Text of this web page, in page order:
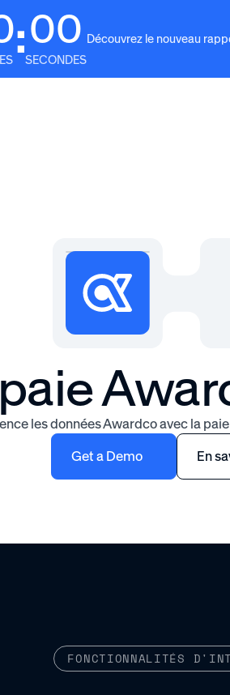
:00
SECONDES
Découvrez le nouveau
les données Awardco avec la
Get a Demo
En
FONCTIONNALITÉS